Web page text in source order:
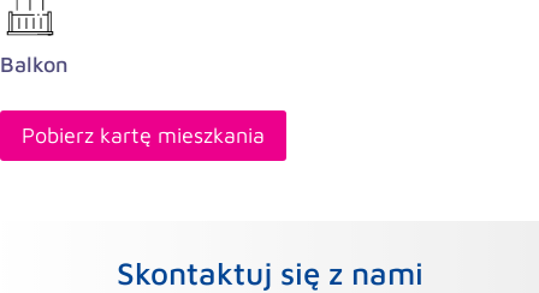
Balkon
Pobierz kartę mieszkania
Skontaktuj się z nami